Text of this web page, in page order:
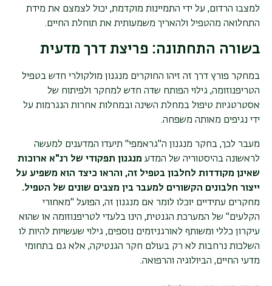
למצבו הרדום, על ידי התמיינות מוקדמת, יכול לצמצם את מידת
התחלואה מהטפיל ולהאריך משמעותית את תוחלת החיים.
בשורה התחתונה: פריצת דרך מדעית
במחקר פורץ דרך זה זיהו החוקרים מנגנון מולקולרי חדש בטפיל
הטריפנוזומה, גילוי הפותח שדה חדש למחקר ולפיתוח של
אסטרטגיות טיפול במחלת השינה ובמחלות אחרות הנגרמות על
ידי נגיפים מאותה משפחה.
מעבר לכך, בחקר מנגנון ה"גראמפי" תיעדו המדענים למעשה
לראשונה בהיסטוריה של המדע מנגנון תפקודי של רנ"א ארוכות
שאינן מקודדות לחלבון בטפיל זה, והראו כיצד הוא משפיע על
ייצור חלבונים הקשורים למעבר בין מצבים שונים של הטפיל.
מחקרים עתידיים יוכלו לומר אם מנגנון זה, הפועל "מאחורי
הקלעים" של המערכת הגנטית, הינו בלעדי לטריפנוזומה או שהוא
עיקרון כללי ומשותף לאורגניזמים נוספים, גילוי שעשויות להיות לו
השלכות נרחבות לא רק בעולם חקר הגנטיקה, אלא גם בתחומי
מדעי החיים, הביולוגיה והרפואה.